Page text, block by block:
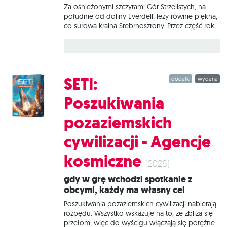
Wprowadza zupełnie nowy rodzaj kości, która
odzwierciedlające nasze skoncentrowanie na
zadaniu. Korzystając z niej, zwiększamy swoje
szanse
Za ośnieżonymi szczytami Gór Strzelistych, na
południe od doliny Everdell, leży równie piękna,
co surowa kraina Srebrnoszrony. Przez część roku
więź: gdy pierwsi zapalają stos sygnałowy na
szczycie, drudzy przychodzą im z pomocą.
planszowa, w której naszym zadaniem jest
surowych warunkach. Aby tego dokonać,
będziemy musieli odgarniać zalegający śnieg,
rozpalać ogniska zapewniające mieszkańcom
ciepło i pomyślność oraz wypełniać misje
zlecane przez gildię
wydana
dodatki
SETI:
Poszukiwania
pozaziemskich
cywilizacji - Agencje
kosmiczne (2026)
Gdy w grę wchodzi spotkanie z
obcymi, każdy ma własny cel
Poszukiwania pozaziemskich cywilizacji nabierają
rozpędu. Wszystko wskazuje na to, że zbliża się
przełom, więc do wyścigu włączają się potężne